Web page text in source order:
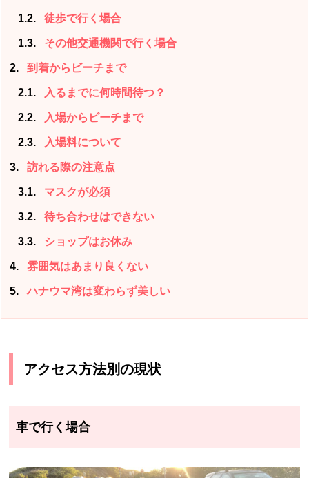
1.2 徒歩で行く場合
1.3 その他交通機関で行く場合
2 到着からビーチまで
2.1 入るまでに何時間待つ？
2.2 入場からビーチまで
2.3 入場料について
3 訪れる際の注意点
3.1 マスクが必須
3.2 待ち合わせはできない
3.3 ショップはお休み
4 雰囲気はあまり良くない
5 ハナウマ湾は変わらず美しい
アクセス方法別の現状
車で行く場合